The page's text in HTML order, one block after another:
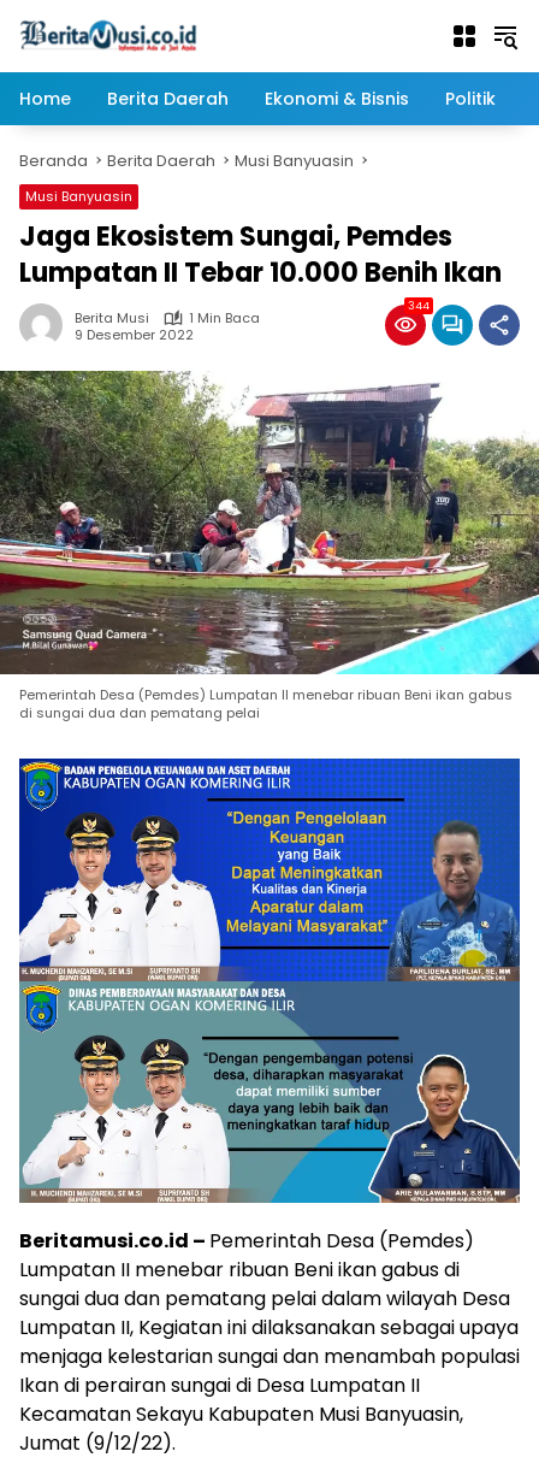
Home
Berita Daerah Ekonomi & Bisnis Politik
Beranda Berita Daerah Musi Banyuasin
Musi Banyuasin
Jaga Ekosistem Sungai, Pemdes
Lumpatan II Tebar 10.000 Benih Ikan
Berita Musi
1 Min Baca
9 Desember 2022
344
Pemerintah Desa (Pemdes) Lumpatan II menebar ribuan Beni ikan gabus
di sungai dua dan pematang pelai
Beritamusi.co.id – Pemerintah Desa (Pemdes)
Lumpatan II menebar ribuan Beni ikan gabus di
sungai dua dan pematang pelai dalam wilayah Desa
Lumpatan II, Kegiatan ini dilaksanakan sebagai upaya
menjaga kelestarian sungai dan menambah populasi
Ikan di perairan sungai di Desa Lumpatan II
Kecamatan Sekayu Kabupaten Musi Banyuasin,
Jumat (9/12/22).